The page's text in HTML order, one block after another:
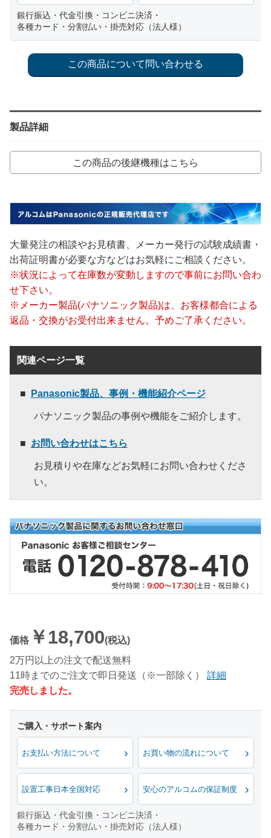
銀行振込・代金引換・コンビニ決済・
各種カード・分割払い・掛売対応（法人様）
製品詳細
この商品の後継機種はこちら
大量発注の相談やお見積書、メーカー発行の試験成績書・
出荷証明書が必要な方などはお気軽にご相談ください。
※状況によって在庫数が変動しますので事前にお問い合わ
せ下さい。
※メーカー製品(パナソニック製品)は、お客様都合による
返品・交換がお受付出来ません。予めご了承ください。
関連ページ一覧
Panasonic製品、事例・機能紹介ページ
パナソニック製品の事例や機能をご紹介します。
お問い合わせはこちら
お見積りや在庫などお気軽にお問い合わせくださ
い。
価格 ￥18,700(税込)
2万円以上の注文で配送無料
11時までのご注文で即日発送（※一部除く）
詳細
完売しました。
お支払い方法について お買い物の流れについて
設置工事日本全国対応 安心のアルコムの保証制度
銀行振込・代金引換・コンビニ決済・
各種カード・分割払い・掛売対応（法人様）